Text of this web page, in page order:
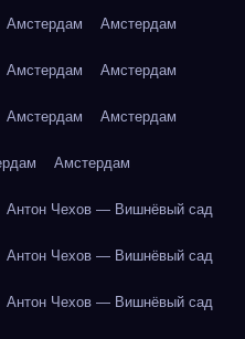
Амстердам Амстердам
Амстердам Амстердам
Амстердам Амстердам
Амстердам
Антон Чехов — Вишнёвый сад
Антон Чехов — Вишнёвый сад
Антон Чехов — Вишнёвый сад